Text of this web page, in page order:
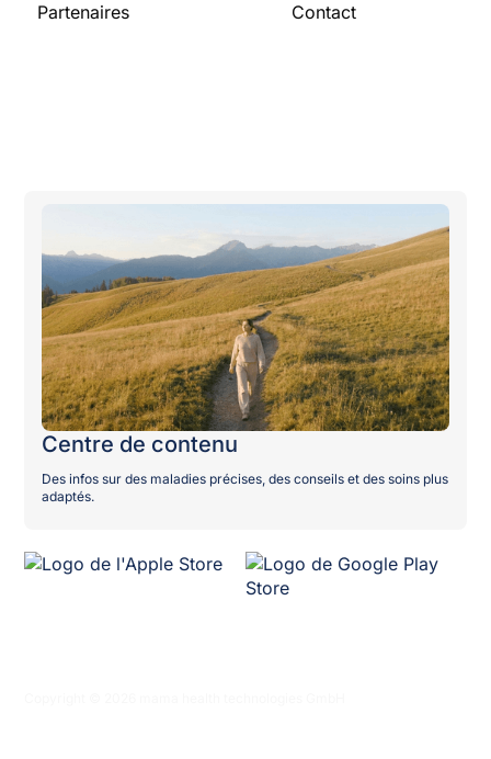
Partenaires
Contact
Centre de contenu
Des infos sur des maladies précises, des conseils et des soins plus
adaptés.